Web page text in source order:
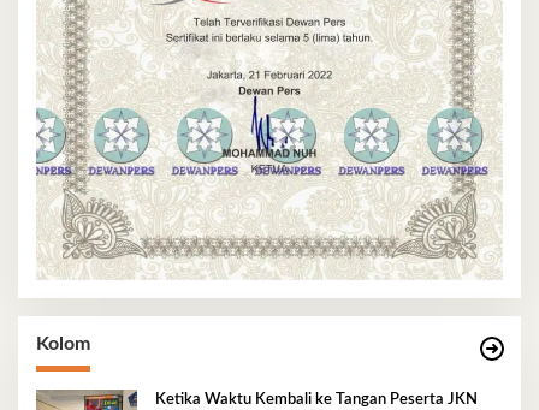
Kolom
Ketika Waktu Kembali ke Tangan Peserta JKN